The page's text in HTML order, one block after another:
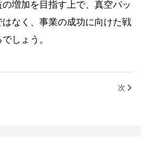
増加を目指す上で、 真空パッ
なく、事業の成功に向けた戦
しょう。
次